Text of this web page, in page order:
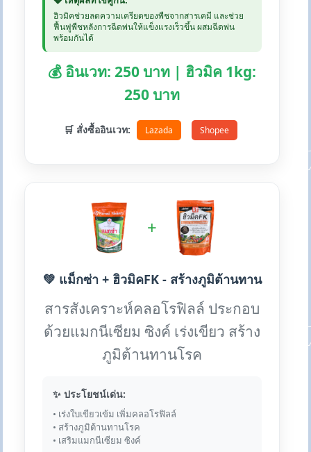
ฮิวมิคช่วยลดความเครียดของพืชจากสารเคมี และช่วย
ฟื้นฟูพืชหลังการฉีดพ่นให้แข็งแรงเร็วขึ้น ผสมฉีดพ่น
พร้อมกันได้
💰 อินเวท: 250 บาท | ฮิวมิค 1kg:
250 บาท
🛒 สั่งซื้ออินเวท: Lazada Shopee
+
💚 แม็กซ่า + ฮิวมิคFK - สร้างภูมิต้านทาน
สารสังเคราะห์คลอโรฟิลล์ ประกอบ
ด้วยแมกนีเซียม ซิงค์ เร่งเขียว สร้าง
ภูมิต้านทานโรค
✨ ประโยชน์เด่น:
• เร่งใบเขียวเข้ม เพิ่มคลอโรฟิลล์
• สร้างภูมิต้านทานโรค
• เสริมแมกนีเซียม ซิงค์